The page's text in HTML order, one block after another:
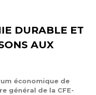
DURABLE ET
AUX
économique de
général de la CFE-